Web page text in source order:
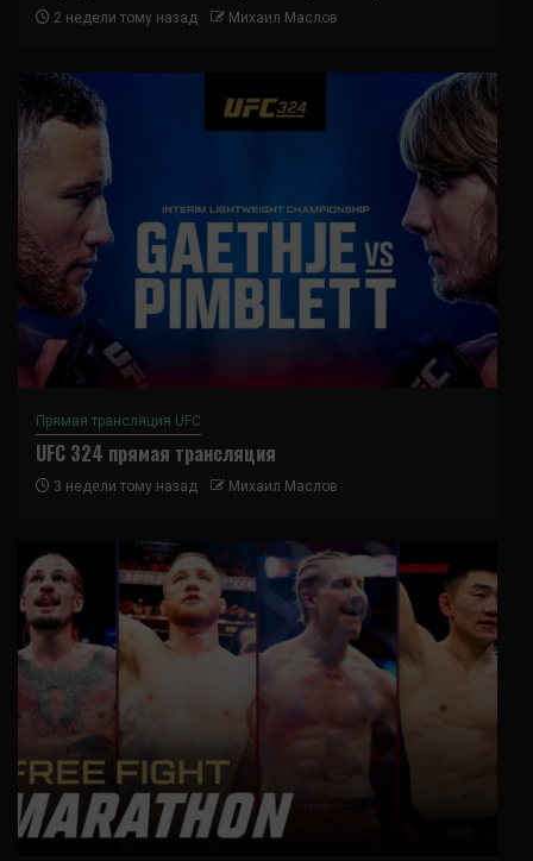
2 недели тому назад Михаил Маслов
Прямая трансляция UFC
UFC 324 прямая трансляция
3 недели тому назад Михаил Маслов